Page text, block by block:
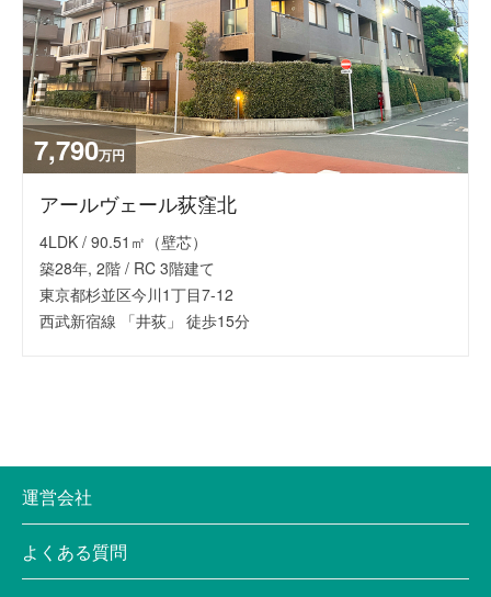
7,790万円
アールヴェール荻窪北
4LDK / 90.51㎡（壁芯）
築28年, 2階 / RC 3階建て
東京都杉並区今川1丁目7-12
西武新宿線 「井荻」 徒歩15分
運営会社
よくある質問